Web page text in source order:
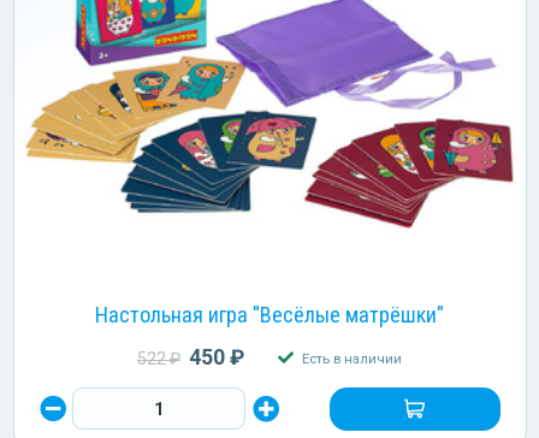
Настольная игра "Весёлые матрёшки"
522 ₽ 450 ₽ Есть в наличии